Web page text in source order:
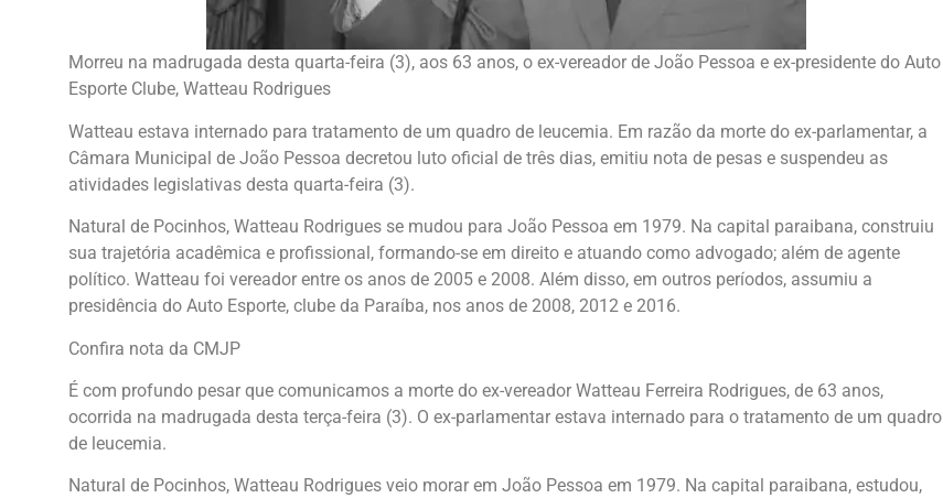
Morreu na madrugada desta quarta-feira (3), aos 63 anos, o ex-vereador de João Pessoa e ex-presidente do Auto
Esporte Clube, Watteau Rodrigues
Watteau estava internado para tratamento de um quadro de leucemia. Em razão da morte do ex-parlamentar, a
Câmara Municipal de João Pessoa decretou luto oficial de três dias, emitiu nota de pesas e suspendeu as
atividades legislativas desta quarta-feira (3).
Natural de Pocinhos, Watteau Rodrigues se mudou para João Pessoa em 1979. Na capital paraibana, construiu
sua trajetória acadêmica e profissional, formando-se em direito e atuando como advogado; além de agente
político. Watteau foi vereador entre os anos de 2005 e 2008. Além disso, em outros períodos, assumiu a
presidência do Auto Esporte, clube da Paraíba, nos anos de 2008, 2012 e 2016.
Confira nota da CMJP
É com profundo pesar que comunicamos a morte do ex-vereador Watteau Ferreira Rodrigues, de 63 anos,
ocorrida na madrugada desta terça-feira (3). O ex-parlamentar estava internado para o tratamento de um quadro
de leucemia.
Natural de Pocinhos, Watteau Rodrigues veio morar em João Pessoa em 1979. Na capital paraibana, estudou,